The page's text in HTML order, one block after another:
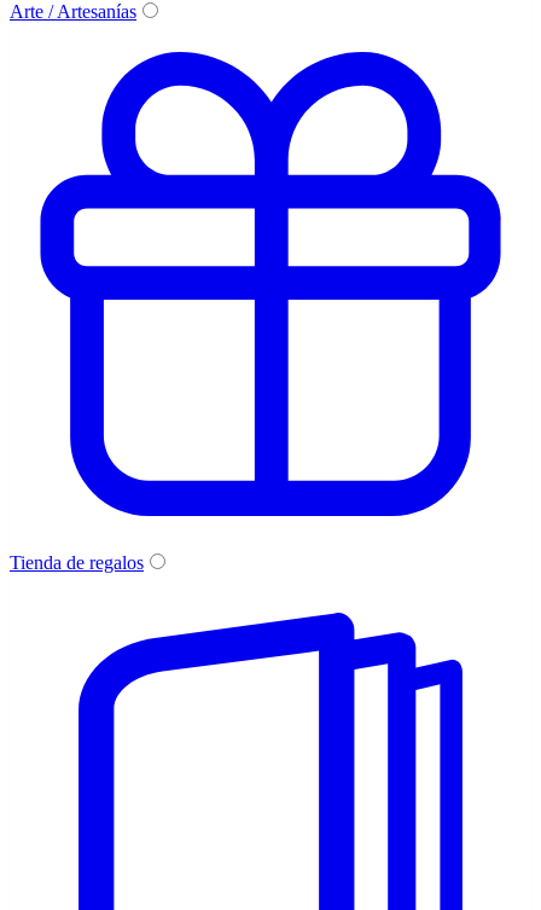
Arte / Artesanías
Tienda de regalos